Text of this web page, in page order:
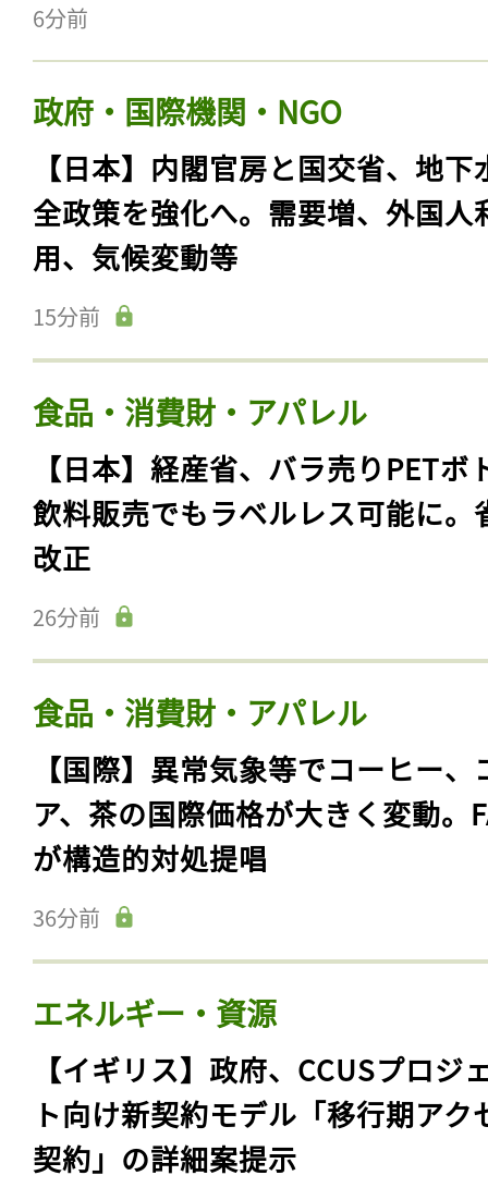
6分前
政府・国際機関・NGO
【日本】内閣官房と国交省、地下
全政策を強化へ。需要増、外国人
用、気候変動等
15分前
食品・消費財・アパレル
【日本】経産省、バラ売りPETボ
飲料販売でもラベルレス可能に。
改正
26分前
食品・消費財・アパレル
【国際】異常気象等でコーヒー、
ア、茶の国際価格が大きく変動。
が構造的対処提唱
36分前
エネルギー・資源
【イギリス】政府、CCUSプロジ
ト向け新契約モデル「移行期アク
契約」の詳細案提示